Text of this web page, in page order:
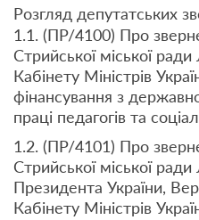
Розгляд депутатських
1.1. (ПР/4100) Про
Стрийської міської ради
Кабінету Міністрів
фінансування з
праці педагогів та
1.2. (ПР/4101) Про
Стрийської міської ради
Президента України,
Кабінету Міністрів